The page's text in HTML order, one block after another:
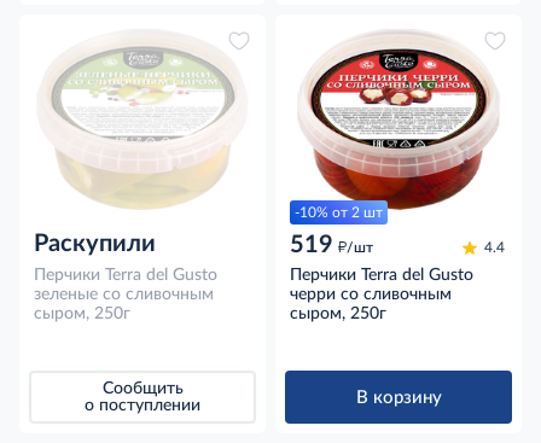
Раскупили
Перчики Terra del Gusto
зеленые со сливочным
сыром, 250г
Сообщить
о поступлении
-10% от 2 шт
519 д/шт 4.4
Перчики Terra del Gusto
черри со сливочным
сыром, 250г
В корзину